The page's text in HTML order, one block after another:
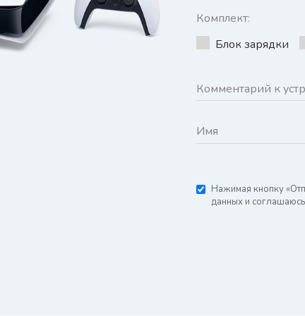
Комплект:
Блок зарядки
Нажимая кнопку
данных и